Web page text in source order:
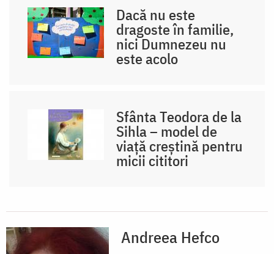
Dacă nu este
dragoste în familie,
nici Dumnezeu nu
este acolo
Sfânta Teodora de la
Sihla – model de
viaţă creştină pentru
micii cititori
Andreea Hefco